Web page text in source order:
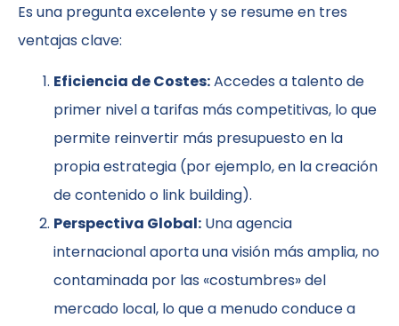
Es una pregunta excelente y se resume en tres
ventajas clave:
Eficiencia de Costes:Accedes a talento de
primer nivel a tarifas más competitivas, lo que
permite reinvertir más presupuesto en la
propia estrategia (por ejemplo, en la creación
de contenido o link building).
Perspectiva Global: Una agencia
internacional aporta una visión más amplia, no
contaminada por las «costumbres» del
mercado local, lo que a menudo conduce a